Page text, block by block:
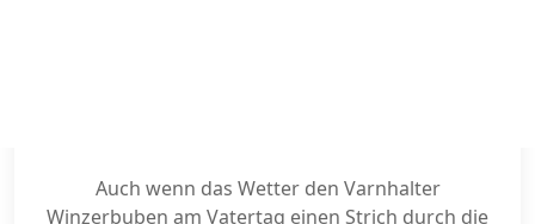
Auch wenn das Wetter den Varnhalter
Winzerbuben am Vatertag einen Strich durch die